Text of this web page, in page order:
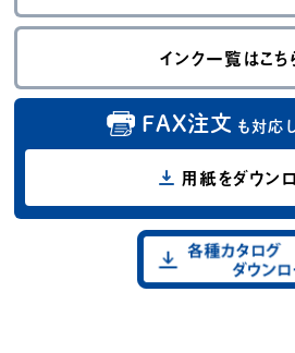
インク一覧はこち
FAX注文 も対応
用紙をダウン